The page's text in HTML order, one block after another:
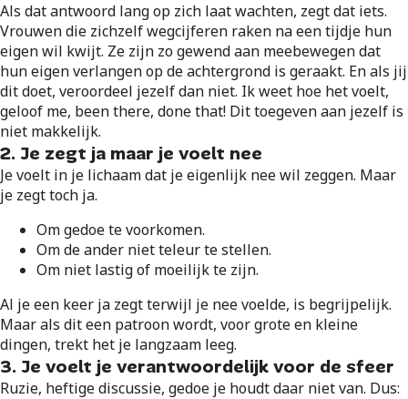
Als dat antwoord lang op zich laat wachten, zegt dat iets.
Vrouwen die zichzelf wegcijferen raken na een tijdje hun
eigen wil kwijt. Ze zijn zo gewend aan meebewegen dat
hun eigen verlangen op de achtergrond is geraakt. En als jij
dit doet, veroordeel jezelf dan niet. Ik weet hoe het voelt,
geloof me, been there, done that! Dit toegeven aan jezelf is
niet makkelijk.
2. Je zegt ja maar je voelt nee
Je voelt in je lichaam dat je eigenlijk nee wil zeggen. Maar
je zegt toch ja.
Om gedoe te voorkomen.
Om de ander niet teleur te stellen.
Om niet lastig of moeilijk te zijn.
Al je een keer ja zegt terwijl je nee voelde, is begrijpelijk.
Maar als dit een patroon wordt, voor grote en kleine
dingen, trekt het je langzaam leeg.
3. Je voelt je verantwoordelijk voor de sfeer
Ruzie, heftige discussie, gedoe je houdt daar niet van. Dus: